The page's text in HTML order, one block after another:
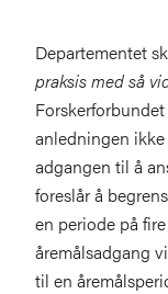
Departementet
praksis med så
anledningen
adgangen til å
foreslår å
en periode på
åremålsadgang
til en